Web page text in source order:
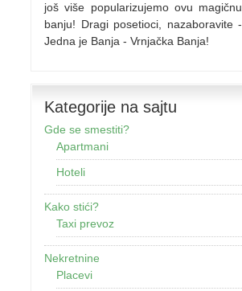
još više popularizujemo ovu magičnu
banju! Dragi posetioci, nazaboravite -
Jedna je Banja - Vrnjačka Banja!
Kategorije na sajtu
Gde se smestiti?
Apartmani
Hoteli
Kako stići?
Taxi prevoz
Nekretnine
Placevi